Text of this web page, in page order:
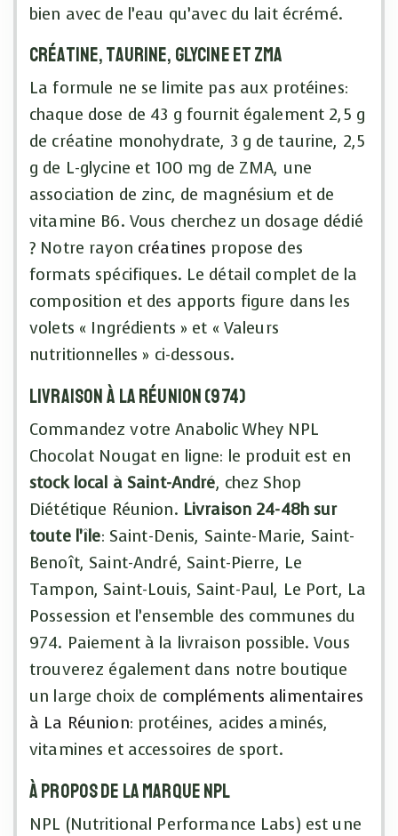
bien avec de l’eau qu’avec du lait écrémé.
Créatine, taurine, glycine et ZMA
La formule ne se limite pas aux protéines:
chaque dose de 43 g fournit également 2,5 g
de créatine monohydrate, 3 g de taurine, 2,5
g de L-glycine et 100 mg de ZMA, une
association de zinc, de magnésium et de
vitamine B6. Vous cherchez un dosage dédié
? Notre rayon créatines propose des
formats spécifiques. Le détail complet de la
composition et des apports figure dans les
volets « Ingrédients » et « Valeurs
nutritionnelles » ci-dessous.
Livraison à La Réunion (974)
Commandez votre Anabolic Whey NPL
Chocolat Nougat en ligne: le produit est en
stock local à Saint-André, chez Shop
Diététique Réunion. Livraison 24-48h sur
toute l’île: Saint-Denis, Sainte-Marie, Saint-
Benoît, Saint-André, Saint-Pierre, Le
Tampon, Saint-Louis, Saint-Paul, Le Port, La
Possession et l’ensemble des communes du
974. Paiement à la livraison possible. Vous
trouverez également dans notre boutique
un large choix de compléments alimentaires
à La Réunion: protéines, acides aminés,
vitamines et accessoires de sport.
À propos de la marque NPL
NPL (Nutritional Performance Labs) est une